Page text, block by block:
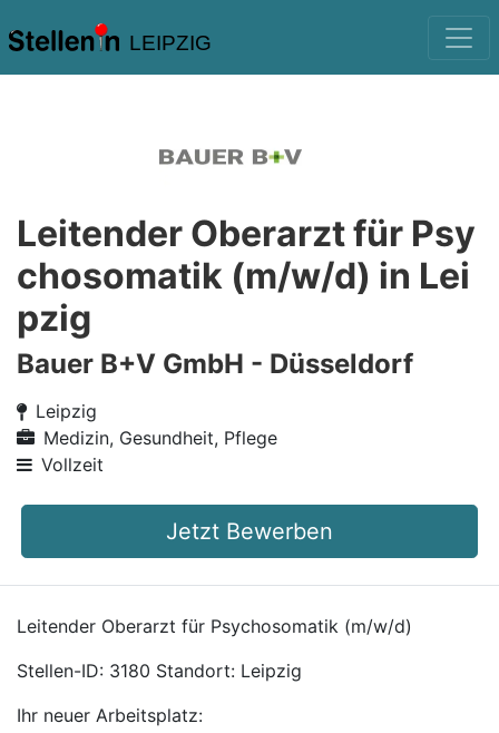
LEIPZIG
Leitender Oberarzt für Psy
chosomatik (m/w/d) in Lei
pzig
Bauer B+V GmbH - Düsseldorf
Leipzig
Medizin, Gesundheit, Pflege
Vollzeit
Jetzt Bewerben
Leitender Oberarzt für Psychosomatik (m/w/d)
Stellen-ID: 3180 Standort: Leipzig
Ihr neuer Arbeitsplatz: